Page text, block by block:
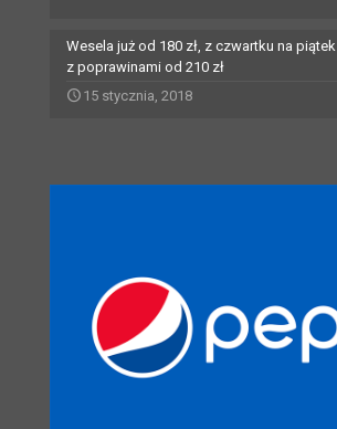
Wesela już od 180 zł, z czwartku na piątek
z poprawinami od 210 zł
15 stycznia, 2018